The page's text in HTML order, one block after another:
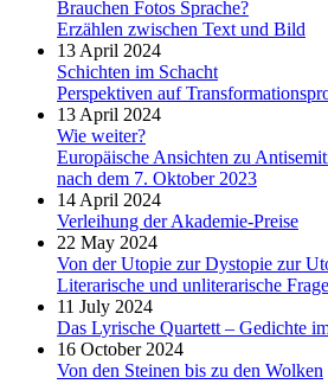
Brauchen Fotos Sprache?
Erzählen zwischen Text und Bild
13 April 2024
Schichten im Schacht
Perspektiven auf
13 April 2024
Wie weiter?
Europäische Ansichten zu
nach dem 7. Oktober 2023
14 April 2024
Verleihung der Akademie-Preise
22 May 2024
Von der Utopie zur Dystopie zur
Literarische und unliterarische
11 July 2024
Das Lyrische Quartett – Gedichte
16 October 2024
Von den Steinen bis zu den Wolken